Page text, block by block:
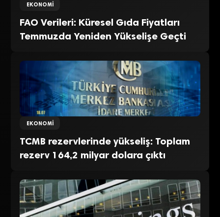
EKONOMI
FAO Verileri: Küresel Gıda Fiyatları
Temmuzda Yeniden Yükselişe Geçti
EKONOMI
TCMB rezervlerinde yükseliş: Toplam
rezerv 164,2 milyar dolara çıktı